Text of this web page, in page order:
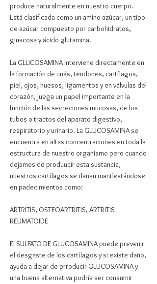
produce naturalmente en nuestro cuerpo.
Está clasificada como un amino-azúcar, un tipo
de azúcar compuesto por carbohidratos,
gluscosa y ácido glutamina.
La GLUCOSAMINA interviene directamente en
la formación de unás, tendones, cartílagos,
piel, ojos, huesos, ligamentos y en válvulas del
corazón, juega un papel importante en la
función de las secreciones mucosas, de los
tubos o tractos del aparato digestivo,
respiratorio y urinario. La GLUCOSAMINA se
encuentra en altas concentraciones en toda la
estructura de nuestro organismo pero cuando
dejamos de produucir esta sustancia,
nuestros cartílagos se dañan manifestándose
en padecimientos como:
ARTRITIS, OSTEOARTRITIS, ARTRITIS
REUMATOIDE
El SULFATO DE GLUCOSAMINA puede prevenir
el desgaste de los cartílagos y si existe daño,
ayuda a dejar de prroducir GLUCOSAMINA y
una buena alternativa podría ser consumir